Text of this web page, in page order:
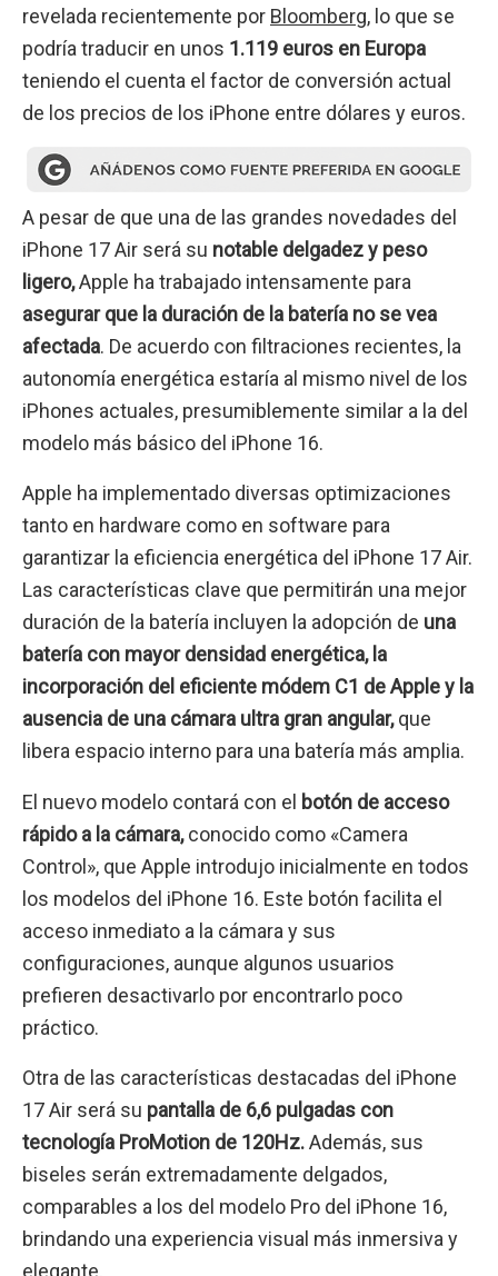
revelada recientemente por Bloomberg, lo que se
podría traducir en unos 1.119 euros en Europa
teniendo el cuenta el factor de conversión actual
de los precios de los iPhone entre dólares y euros.
A pesar de que una de las grandes novedades del
iPhone 17 Air será su notable delgadez y peso
ligero,Apple ha trabajado intensamente para
asegurar que la duración de la batería no se vea
afectada. De acuerdo con filtraciones recientes, la
autonomía energética estaría al mismo nivel de los
iPhones actuales, presumiblemente similar a la del
modelo más básico del iPhone 16.
Apple ha implementado diversas optimizaciones
tanto en hardware como en software para
garantizar la eficiencia energética del iPhone 17 Air.
Las características clave que permitirán una mejor
duración de la batería incluyen la adopción de una
batería con mayor densidad energética, la
incorporación del eficiente módem C1 de Apple y la
ausencia de una cámara ultra gran angular,que
libera espacio interno para una batería más amplia.
El nuevo modelo contará con el botón de acceso
rápido a la cámara,conocido como «Camera
Control», que Apple introdujo inicialmente en todos
los modelos del iPhone 16. Este botón facilita el
acceso inmediato a la cámara y sus
configuraciones, aunque algunos usuarios
prefieren desactivarlo por encontrarlo poco
práctico.
Otra de las características destacadas del iPhone
17 Air será su pantalla de 6,6 pulgadas con
tecnología ProMotion de 120Hz.Además, sus
biseles serán extremadamente delgados,
comparables a los del modelo Pro del iPhone 16,
brindando una experiencia visual más inmersiva y
elegante.